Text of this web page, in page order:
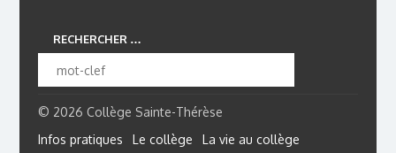
RECHERCHER …
© 2026 Collège Sainte-Thérèse
Infos pratiques
Le collège
La vie au collège